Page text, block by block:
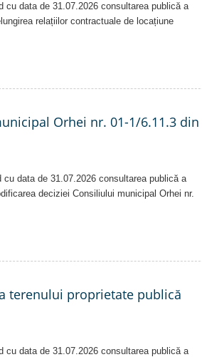
data de 31.07.2026 consultarea publică a
relațiilor contractuale de locațiune
Orhei nr. 01-1/6.11.3 din
data de 31.07.2026 consultarea publică a
deciziei Consiliului municipal Orhei nr.
terenului proprietate publică
data de 31.07.2026 consultarea publică a